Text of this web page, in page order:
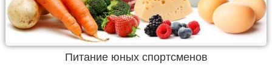
Питание юных спортсменов